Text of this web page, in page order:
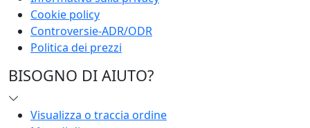
Cookie policy
Controversie-ADR/ODR
Politica dei prezzi
BISOGNO DI AIUTO?
Visualizza o traccia ordine